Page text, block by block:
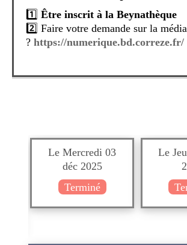
1️⃣ Être inscrit à la Beynathèque
2️⃣ Faire votre demande sur la
? https://numerique.bd.correze.fr/
3️⃣La Beynathèque valide votre
Le Mercredi 03
déc 2025
Terminé
Le